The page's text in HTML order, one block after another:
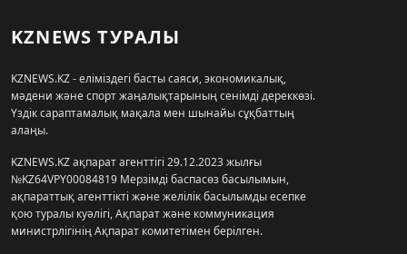
KZNEWS ТУРАЛЫ
KZNEWS.KZ - еліміздегі басты саяси, экономикалық,
мәдени және спорт жаңалықтарының сенімді дереккөзі.
Үздік сараптамалық мақала мен шынайы сұқбаттың
алаңы.
KZNEWS.KZ ақпарат агенттігі 29.12.2023 жылғы
№KZ64VPY00084819 Мерзімді баспасөз басылымын,
ақпараттық агенттікті және желілік басылымды есепке
қою туралы куәлігі, Ақпарат және коммуникация
министрлігінің Ақпарат комитетімен берілген.